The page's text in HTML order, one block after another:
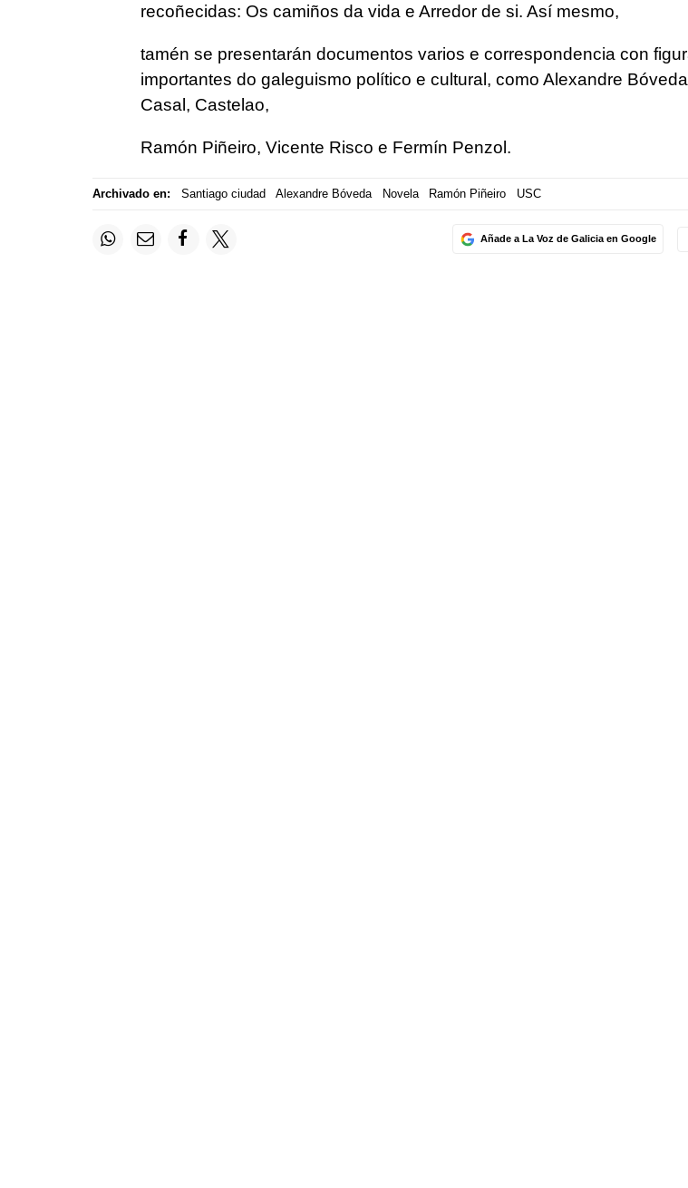
recoñecidas: Os camiños da vida e Arredor de si. Así mesmo,
tamén se presentarán documentos varios e correspondencia con
importantes do galeguismo político e cultural, como Alexandre
Casal, Castelao,
Ramón Piñeiro, Vicente Risco e Fermín Penzol.
Archivado en: Santiago ciudad Alexandre Bóveda Novela Ramón Piñeiro USC
Añade a La Voz de Galicia en Google